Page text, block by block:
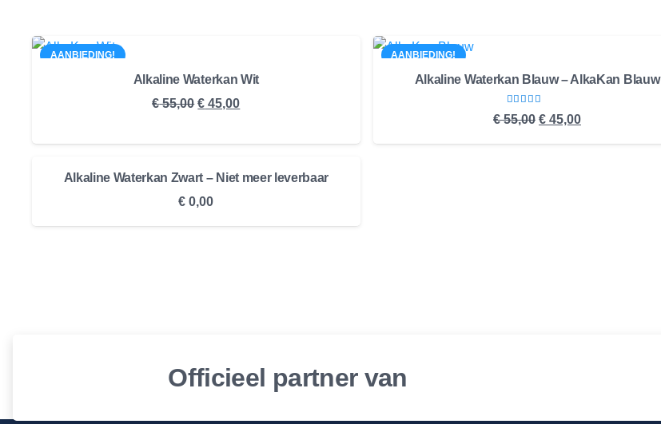
AANBIEDING!
Alkaline Waterkan Wit
€55,00 Oorspronkelijke
was:
€ 55,00.
€ 45,00Huidige
is:
€ 45,00.
AANBIEDING!
Alkaline Waterkan Blauw – AlkaKan Blauw
Gewaardeerd
€55,00 Oorspronkelijke
prijs
€45,00Huidige
prijs
Alkaline Waterkan Zwart – Niet meer leverbaar
€ 0,00
Officieel partner van